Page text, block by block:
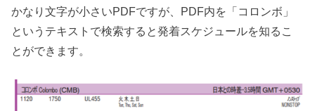
かなり文字が小さいPDFですが、PDF内を「コロンボ」
というテキストで検索すると発着スケジュールを知るこ
とができます。